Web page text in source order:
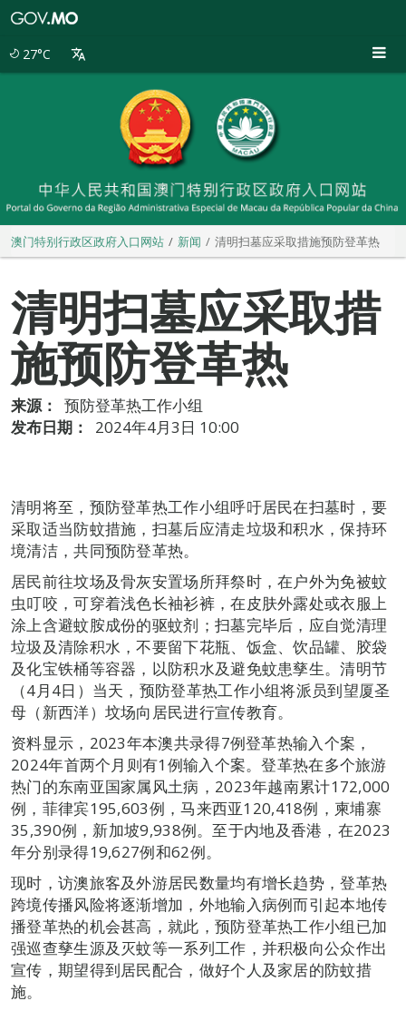
27°C
澳门特别行政区政府入口网站 新闻 清明扫墓应采取措施预防登革热
清明扫墓应采取措
施预防登革热
来源：
预防登革热工作小组
发布日期：
2024年4月3日 10:00
清明将至，预防登革热工作小组呼吁居民在扫墓时，要
采取适当防蚊措施，扫墓后应清走垃圾和积水，保持环
境清洁，共同预防登革热。
居民前往坟场及骨灰安置场所拜祭时，在户外为免被蚊
虫叮咬，可穿着浅色长袖衫裤，在皮肤外露处或衣服上
涂上含避蚊胺成份的驱蚊剂；扫墓完毕后，应自觉清理
垃圾及清除积水，不要留下花瓶、饭盒、饮品罐、胶袋
及化宝铁桶等容器，以防积水及避免蚊患孳生。清明节
（4月4日）当天，预防登革热工作小组将派员到望厦圣
母（新西洋）坟场向居民进行宣传教育。
资料显示，2023年本澳共录得7例登革热输入个案，
2024年首两个月则有1例输入个案。登革热在多个旅游
热门的东南亚国家属风土病，2023年越南累计172,000
例，菲律宾195,603例，马来西亚120,418例，柬埔寨
35,390例，新加坡9,938例。至于内地及香港，在2023
年分别录得19,627例和62例。
现时，访澳旅客及外游居民数量均有增长趋势，登革热
跨境传播风险将逐渐增加，外地输入病例而引起本地传
播登革热的机会甚高，就此，预防登革热工作小组已加
强巡查孳生源及灭蚊等一系列工作，并积极向公众作出
宣传，期望得到居民配合，做好个人及家居的防蚊措
施。